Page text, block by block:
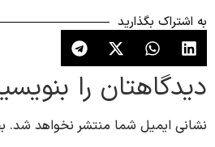
به اشتراک بگذارید
دیدگاهتان را
نشانی ایمیل شما منتشر نخواهد شد.